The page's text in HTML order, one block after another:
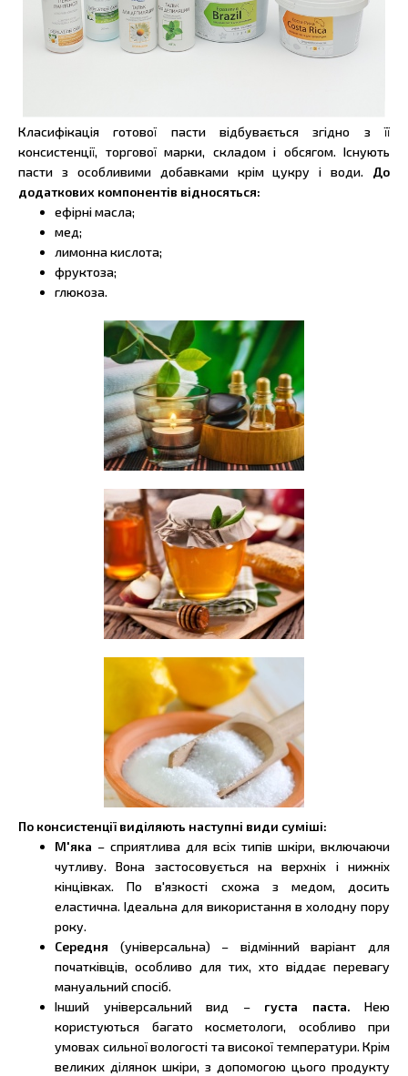
Класифікація готової пасти відбувається згідно з її
консистенції, торгової марки, складом і обсягом. Існують
пасти з особливими добавками крім цукру і води. До
додаткових компонентів відносяться:
ефірні масла;
мед;
лимонна кислота;
фруктоза;
глюкоза.
По консистенції виділяють наступні види суміші:
М'яка – сприятлива для всіх типів шкіри, включаючи
чутливу. Вона застосовується на верхніх і нижніх
кінцівках. По в'язкості схожа з медом, досить
еластична. Ідеальна для використання в холодну пору
року.
Середня (універсальна) – відмінний варіант для
початківців, особливо для тих, хто віддає перевагу
мануальний спосіб.
Інший універсальний вид –густа паста. Нею
користуються багато косметологи, особливо при
умовах сильної вологості та високої температури. Крім
великих ділянок шкіри, з допомогою цього продукту